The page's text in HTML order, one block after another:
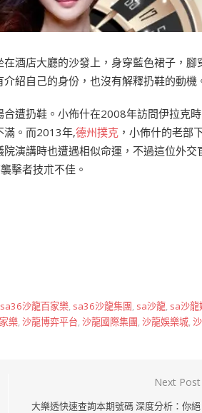
將面臨多項刑事罪名指控。斯佩拉西沒
酒店大廳的沙發上，身穿藍色裙子，腳
紹自己的身份，也沒有解釋扔鞋的動機
遭扔鞋。小佈什在2008年訪問伊拉克
滿。而2013年,德州撲克 ，小佈什的老
演講時也遭遇相似命運，不過這位外交
擊者技朮不佳。
sa36沙龍百家樂, sa36沙龍集團, sa沙龍, sa沙龍
樂,沙龍博弈平台,沙龍國際集團,沙龍娛樂城,
Next Post
大樂透快速查詢本期號碼 深度分析：你絕